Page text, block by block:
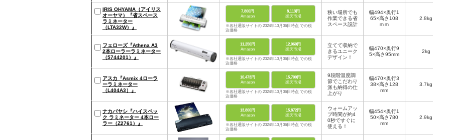
IRIS OHYAMA（アイリス
オーヤマ）『省スペース
ラミネーター
（LTA32W）』
7,800円
Amazon
8,113円
楽天市場
※各社通販サイトの 2024年10月06日時点 での税
込価格
狭い場所でも
作業できる省
スペース設計
幅494×奥行1
65×高さ108
ｍｍ
2.8kg
フェローズ『Athena A3
2本ローラーラミネーター
（5744201）』
11,250円
Amazon
12,060円
楽天市場
※各社通販サイトの 2024年10月06日時点 での税
込価格
立てて収納で
きるユニーク
デザイン！
幅470×奥行9
5×高さ95mm
2kg
アスカ『Asmix 4ローラ
ーラミネーター
（L404A3）』
10,473円
Amazon
15,700円
楽天市場
※各社通販サイトの 2024年10月06日時点 での税
込価格
9段階温度調
節でこだわり
派も納得の仕
上がり
幅470×奥行3
38×高さ128
mm
3.7kg
ナカバヤシ『ハイスペッ
ク ラミネーター 4本ロー
ラー（Z2761）』
13,800円
Amazon
15,872円
楽天市場
※各社通販サイトの 2024年10月06日時点 での税
込価格
ウォームアッ
プ時間が約4
0秒ですぐに
使える！
幅454×奥行1
50×高さ780
mm
2.9kg